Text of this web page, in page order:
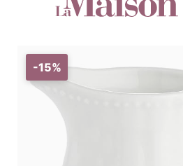
-15%